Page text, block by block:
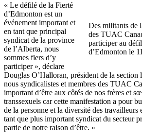
Des militants de
des TUAC
participer au
d’Edmonton le
« Le défilé de la Fierté
d’Edmonton est un
événement important et
en tant que principal
syndicat de la province
de l’Alberta, nous
sommes fiers d’y
participer », déclare
Douglas O’Halloran, président de la
nous syndicalistes et membres des TUAC
important d’être aux côtés de nos frères et
transsexuels car cette manifestation a pour
de la personne et la diversité des travailleurs
tant que plus important syndicat du secteur
partie de notre raison d’être. »